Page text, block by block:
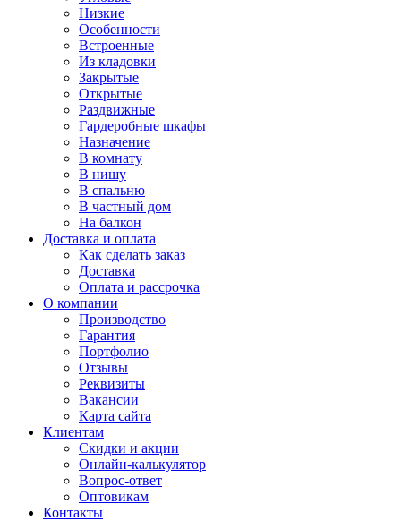
Низкие
Особенности
Встроенные
Из кладовки
Закрытые
Открытые
Раздвижные
Гардеробные шкафы
Назначение
В комнату
В нишу
В спальню
В частный дом
На балкон
Доставка и оплата
Как сделать заказ
Доставка
Оплата и рассрочка
О компании
Производство
Гарантия
Портфолио
Отзывы
Реквизиты
Вакансии
Карта сайта
Клиентам
Скидки и акции
Онлайн-калькулятор
Вопрос-ответ
Оптовикам
Контакты